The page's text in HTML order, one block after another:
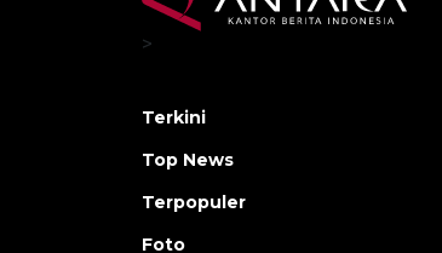
>
Terkini
Top News
Terpopuler
Foto